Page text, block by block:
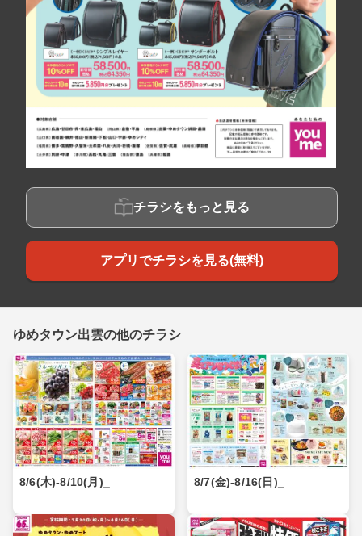
チラシをもっと見る
アプリでチラシを見る(無料)
ゆめタウン出雲の他のチラシ
8/6(木)-8/10(月)_ 8/7(金)-8/16(日)_